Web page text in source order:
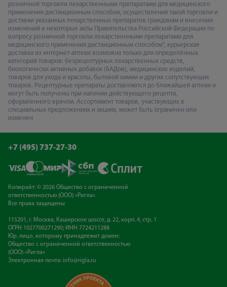
розничной торговли лекарственными препаратами для медицинского
применения дистанционным способом, осуществления такой торговли и
доставки указанных лекарственных препаратов гражданам и внесении
изменений в некоторые акты Правительства Российской Федерации по
вопросу розничной торговли лекарственными препаратами для
медицинского применения дистанционным способом", курьерская
доставка из интернет-аптеки возможна только для определённых
категорий товаров: безрецептурных лекарственных средств,
биологически активных добавок (БАДов), медицинских изделий,
товаров для ухода и красоты, бытовой химии и других сопутствующих
товаров. Рецептурные препараты доставляются до ближайшей аптеки и
могут быть получены при наличии действующего рецепта,
оформленного врачом. Ассортимент товаров, участвующих в
специальных предложениях и акциях, может быть ограничен или
изменен
+7 (495) 737-27-30
Копирайт: © 2026 Общество с ограниченной
ответственностью (ООО) «Ригла»
Все права защищены
115201, г. Москва, Каширское шоссе, д. 22, корп. 4, стр. 1
ОГРН 1027700271290; ИНН 7724211288
Юр. лицо, которому принадлежит домен:
Общество с ограниченной ответственностью
(ООО) «Ригла»
Электронная почта: info@rigla.ru